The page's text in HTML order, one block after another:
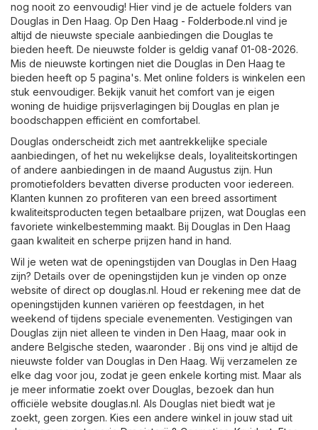
nog nooit zo eenvoudig! Hier vind je de actuele folders van
Douglas in Den Haag. Op Den Haag - Folderbode.nl vind je
altijd de nieuwste speciale aanbiedingen die Douglas te
bieden heeft. De nieuwste folder is geldig vanaf 01-08-2026.
Mis de nieuwste kortingen niet die Douglas in Den Haag te
bieden heeft op 5 pagina's. Met online folders is winkelen een
stuk eenvoudiger. Bekijk vanuit het comfort van je eigen
woning de huidige prijsverlagingen bij Douglas en plan je
boodschappen efficiënt en comfortabel.
Douglas onderscheidt zich met aantrekkelijke speciale
aanbiedingen, of het nu wekelijkse deals, loyaliteitskortingen
of andere aanbiedingen in de maand Augustus zijn. Hun
promotiefolders bevatten diverse producten voor iedereen.
Klanten kunnen zo profiteren van een breed assortiment
kwaliteitsproducten tegen betaalbare prijzen, wat Douglas een
favoriete winkelbestemming maakt. Bij Douglas in Den Haag
gaan kwaliteit en scherpe prijzen hand in hand.
Wil je weten wat de openingstijden van Douglas in Den Haag
zijn? Details over de openingstijden kun je vinden op onze
website of direct op douglas.nl. Houd er rekening mee dat de
openingstijden kunnen variëren op feestdagen, in het
weekend of tijdens speciale evenementen. Vestigingen van
Douglas zijn niet alleen te vinden in Den Haag, maar ook in
andere Belgische steden, waaronder . Bij ons vind je altijd de
nieuwste folder van Douglas in Den Haag. Wij verzamelen ze
elke dag voor jou, zodat je geen enkele korting mist. Maar als
je meer informatie zoekt over Douglas, bezoek dan hun
officiële website douglas.nl. Als Douglas niet biedt wat je
zoekt, geen zorgen. Kies een andere winkel in jouw stad uit